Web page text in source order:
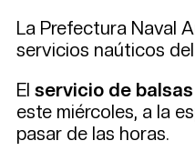
La Prefectura Naval
servicios naúticos
El servicio de balsas
este miércoles, a la
pasar de las horas.